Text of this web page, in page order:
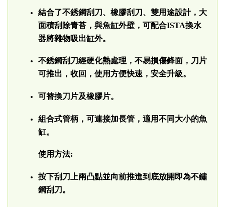
結合了不銹鋼刮刀、橡膠刮刀、雙用途設計，大
面積刮除青苔，與魚缸外壁，可配合ISTA換水
器將雜物吸出缸外。
不銹鋼刮刀經硬化熱處理，不易損傷鋒面，刀片
可推出，收回，使用方便快速，安全升級。
可替換刀片及橡膠片。
組合式管柄，可連接加長管，適用不同大小的魚
缸。
使用方法:
按下刮刀上兩凸點並向前推進到底放開即為不鏽
鋼刮刀。